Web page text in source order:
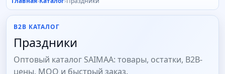
B2B КАТАЛОГ
Праздники
Оптовый каталог SAIMAA: товары, остатки, B2B-
цены, MOQ и быстрый заказ.